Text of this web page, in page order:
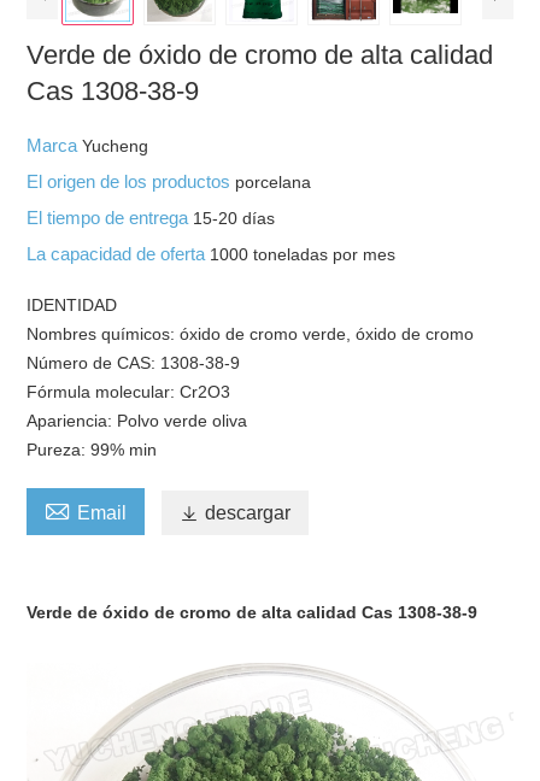
Verde de óxido de cromo de alta calidad
Cas 1308-38-9
MarcaYucheng
El origen de los productos porcelana
El tiempo de entrega 15-20 días
La capacidad de oferta 1000 toneladas por mes
IDENTIDAD
Nombres químicos: óxido de cromo verde, óxido de cromo
Número de CAS: 1308-38-9
Fórmula molecular: Cr2O3
Apariencia: Polvo verde oliva
Pureza: 99% min
 Email  descargar
Verde de óxido de cromo de alta calidad Cas 1308-38-9